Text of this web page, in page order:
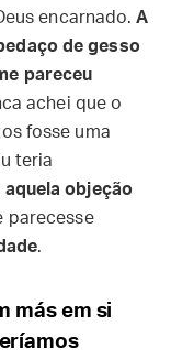
encarnado.A
de gesso
pareceu
achei que o
fosse uma
teria
aquela objeção
parecesse
.
más em si